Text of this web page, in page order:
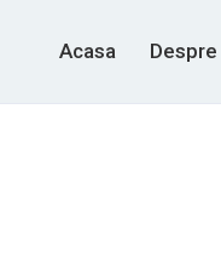
Acasa Despre